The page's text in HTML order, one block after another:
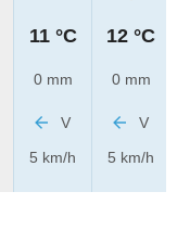
11 °C
0 mm
V
5 km/h
12 °C
0 mm
V
5 km/h